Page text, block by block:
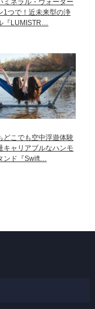
1つで！近未来型の浄
『LUMISTR…
どこでも空中浮遊体験
キャリアブルなハンモ
ンド『Swift…